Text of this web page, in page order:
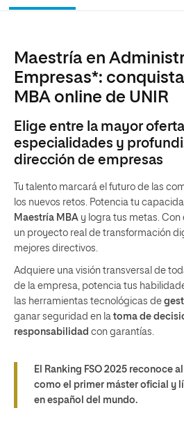
Maestría en
Empresas*:
MBA online de UNIR
Elige entre la mayor
especialidades y
dirección de empresas
Tu talento marcará el futuro de las
los nuevos retos. Potencia tu
Maestría MBA y logra tus metas.
un proyecto real de transformación
mejores directivos.
Adquiere una visión transversal de
de la empresa, potencia tus
las herramientas tecnológicas de
ganar seguridad en la toma de
responsabilidad con garantías.
El Ranking FSO 2025 reconoce
como el primer máster oficial y
en español del mundo.